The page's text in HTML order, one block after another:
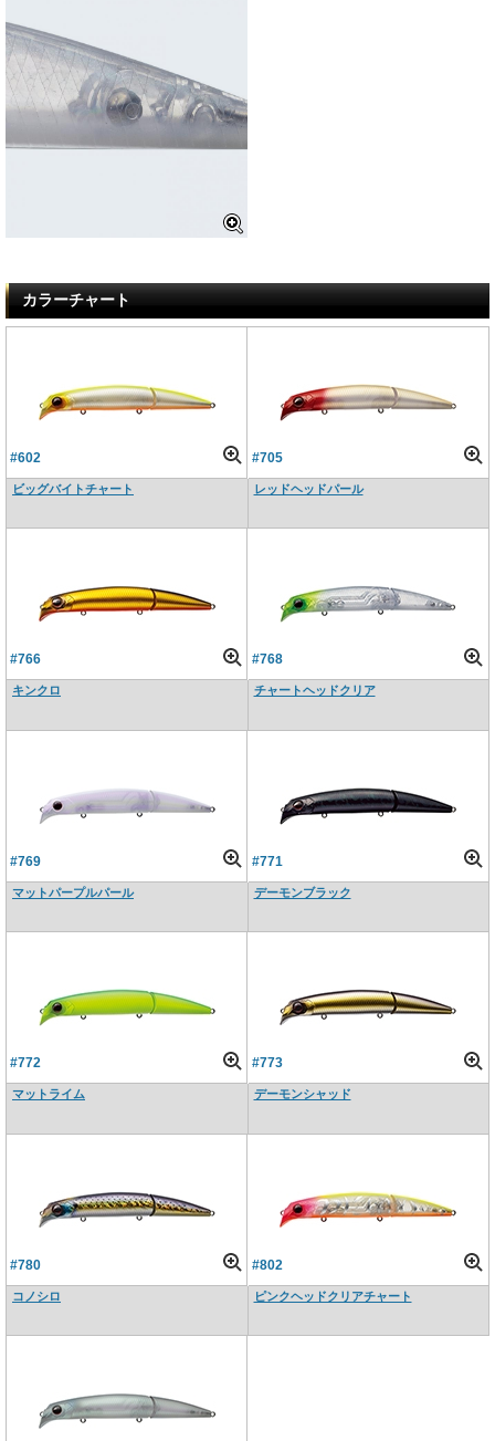
カラーチャート
#602
ビッグバイトチャート
#705
レッドヘッドパール
#766
キンクロ
#768
チャートヘッドクリア
#769
マットパープルパール
#771
デーモンブラック
#772
マットライム
#773
デーモンシャッド
#780
コノシロ
#802
ピンクヘッドクリアチャート